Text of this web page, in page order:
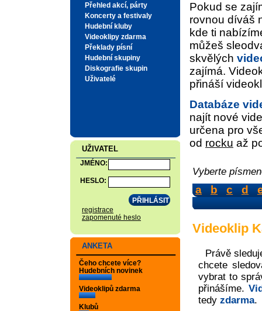
Přehled akcí, párty
Koncerty a festivaly
Hudební kluby
Videoklipy zdarma
Překlady písní
Hudební skupiny
Diskografie skupin
Uživatelé
UŽIVATEL
JMÉNO:
HESLO:
registrace
zapomenuté heslo
ANKETA
Čeho chcete více?
Hudebních novinek
Videoklipů zdarma
Klubů
Pokud se
rovnou díváš
kde ti
můžeš
skvělých
zajímá.
přináší
Databáze
najít nové
určena pro
od rocku až
Vyberte
a b c d
Videoklip
Právě
chcete
vybrat to
přinášíme.
tedy zdarma.